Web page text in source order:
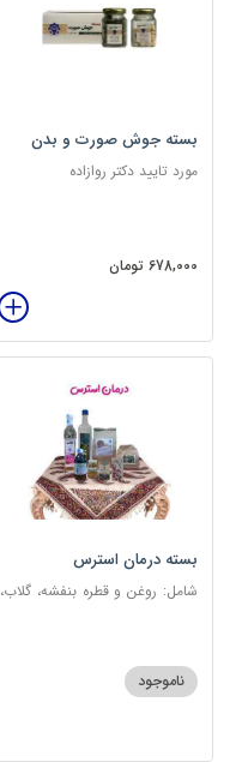
بسته جوش صورت و بدن
مورد تایید دکتر روازاده
678,000 تومان
بسته درمان استرس
شامل: روغن و قطره بنفشه، گلاب،
گل، بهارنارنج، چای مبارک
ناموجود